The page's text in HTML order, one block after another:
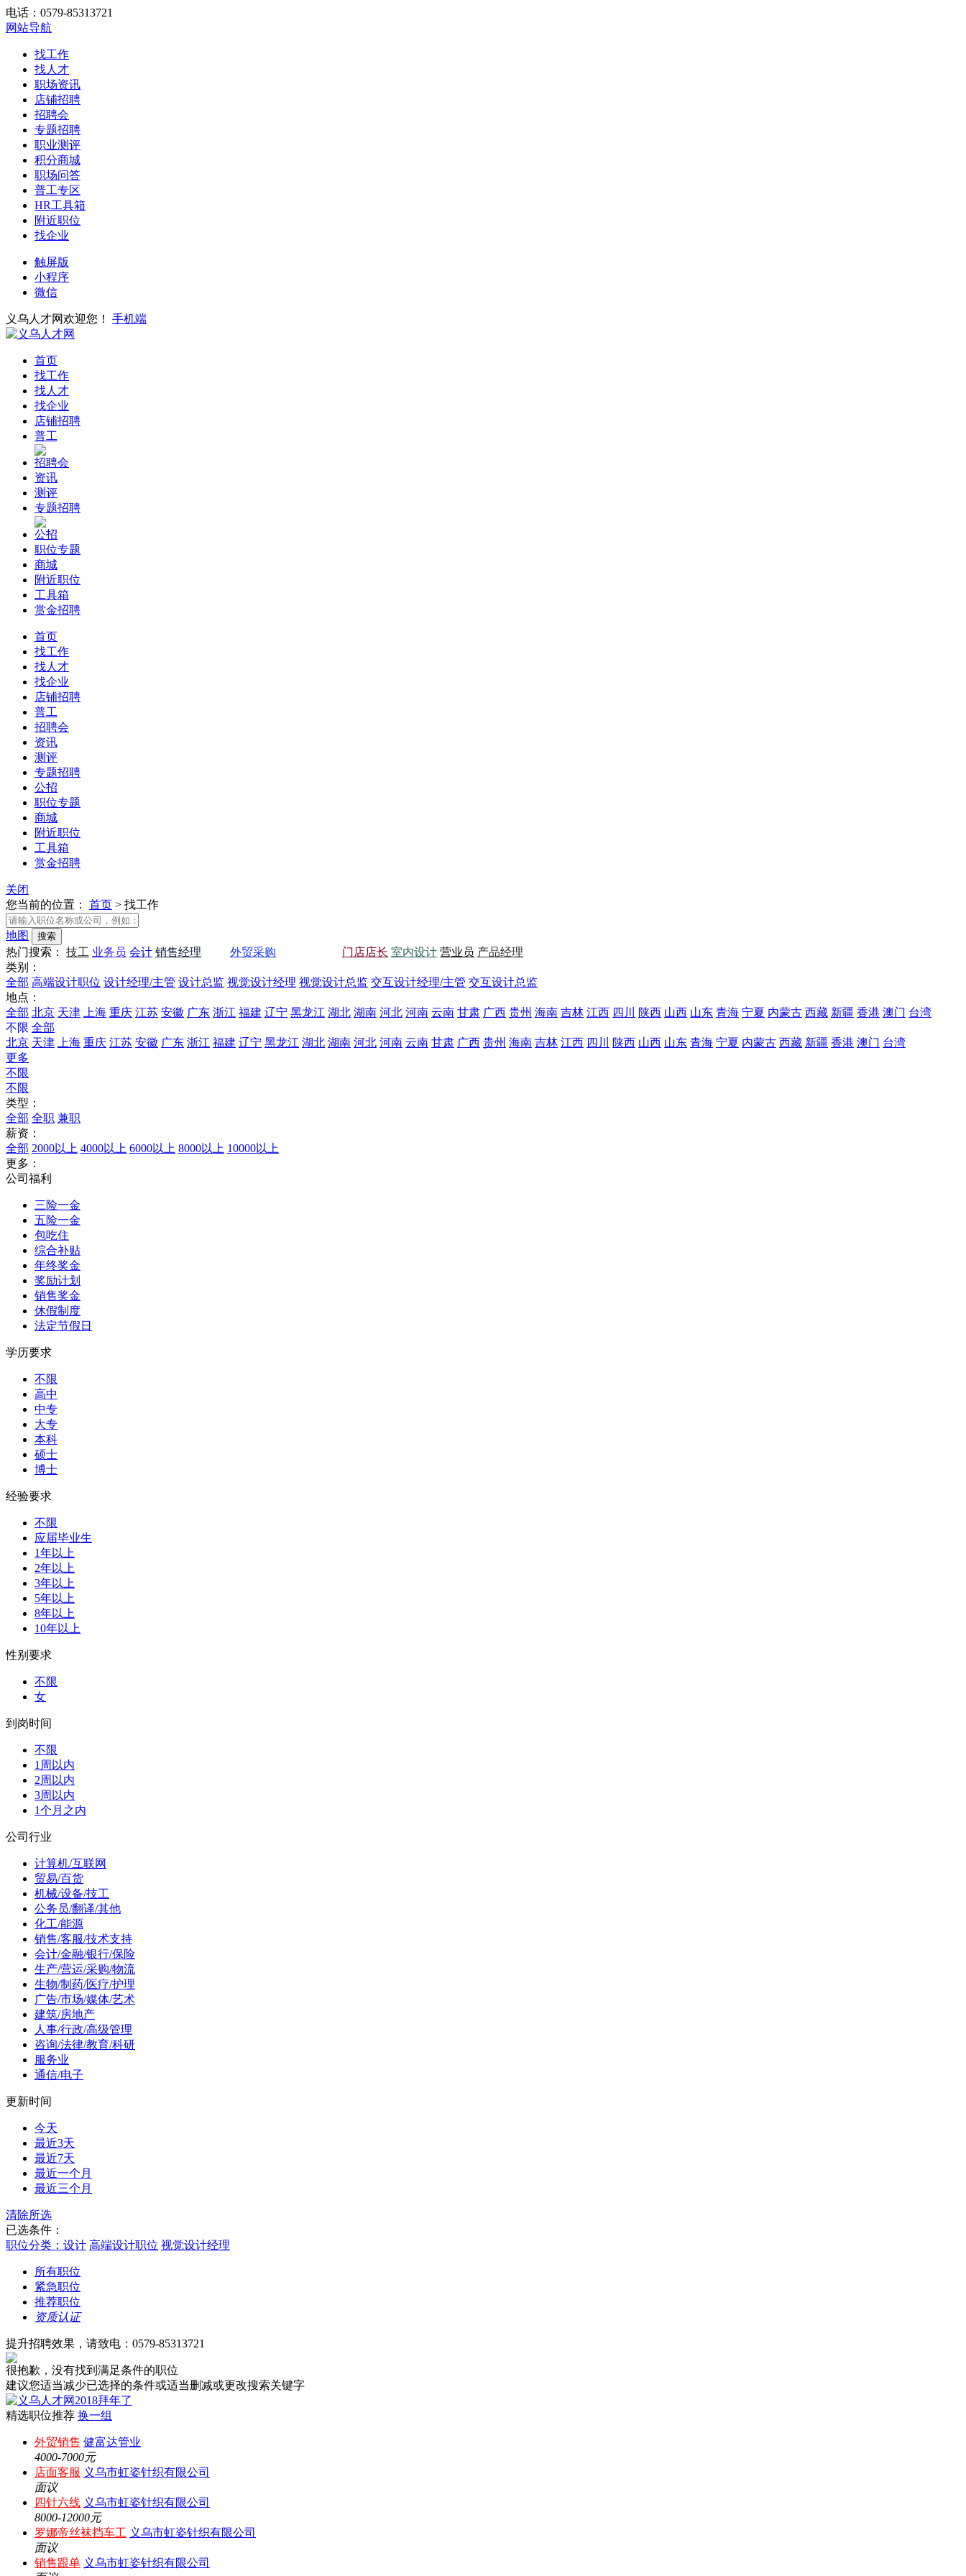
电话：0579-85313721
网站导航
找工作
找人才
职场资讯
店铺招聘
招聘会
专题招聘
职业测评
积分商城
职场问答
普工专区
HR工具箱
附近职位
找企业
触屏版
小程序
微信
义乌人才网欢迎您！ 手机端
首页
找工作
找人才
找企业
店铺招聘
普工
招聘会
资讯
测评
专题招聘
公招
职位专题
商城
附近职位
工具箱
赏金招聘
首页
找工作
找人才
找企业
店铺招聘
普工
招聘会
资讯
测评
专题招聘
公招
职位专题
商城
附近职位
工具箱
赏金招聘
关闭
您当前的位置： 首页 > 找工作
地图
热门搜索： 技工 业务员 会计 销售经理 外贸采购 门店店长 室内设计 营业员 产品经理
类别：
全部 高端设计职位 设计经理/主管 设计总监 视觉设计经理 视觉设计总监 交互设计经理/主管 交互设计总监
地点：
全部 北京 天津 上海 重庆 江苏 安徽 广东 浙江 福建 辽宁 黑龙江 湖北 湖南 河北 河南 云南 甘肃 广西 贵州 海南 吉林 江西 四川 陕西 山西 山东 青海 宁夏 内蒙古 西藏 新疆 香港 澳门 台湾
不限 全部
北京 天津 上海 重庆 江苏 安徽 广东 浙江 福建 辽宁 黑龙江 湖北 湖南 河北 河南 云南 甘肃 广西 贵州 海南 吉林 江西 四川 陕西 山西 山东 青海 宁夏 内蒙古 西藏 新疆 香港 澳门 台湾
更多
不限
不限
类型：
全部 全职 兼职
薪资：
全部 2000以上 4000以上 6000以上 8000以上 10000以上
更多：
公司福利
三险一金
五险一金
包吃住
综合补贴
年终奖金
奖励计划
销售奖金
休假制度
法定节假日
学历要求
不限
高中
中专
大专
本科
硕士
博士
经验要求
不限
应届毕业生
1年以上
2年以上
3年以上
5年以上
8年以上
10年以上
性别要求
不限
女
到岗时间
不限
1周以内
2周以内
3周以内
1个月之内
公司行业
计算机/互联网
贸易/百货
机械/设备/技工
公务员/翻译/其他
化工/能源
销售/客服/技术支持
会计/金融/银行/保险
生产/营运/采购/物流
生物/制药/医疗/护理
广告/市场/媒体/艺术
建筑/房地产
人事/行政/高级管理
咨询/法律/教育/科研
服务业
通信/电子
更新时间
今天
最近3天
最近7天
最近一个月
最近三个月
清除所选
已选条件：
职位分类：设计 高端设计职位 视觉设计经理
所有职位
紧急职位
推荐职位
资质认证
提升招聘效果，请致电：0579-85313721
很抱歉，没有找到满足条件的职位
建议您适当减少已选择的条件或适当删减或更改搜索关键字
精选职位推荐 换一组
外贸销售 健富达管业
4000-7000元
店面客服 义乌市虹姿针织有限公司
面议
四针六线 义乌市虹姿针织有限公司
8000-12000元
罗娜帝丝袜挡车工 义乌市虹姿针织有限公司
面议
销售跟单 义乌市虹姿针织有限公司